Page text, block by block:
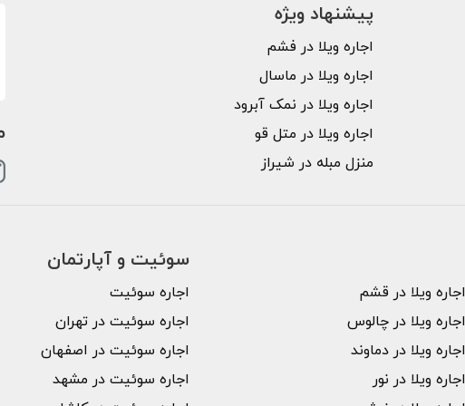
پیشنهاد ویژه
اجاره ویلا در فشم
اجاره ویلا در ماسال
اجاره ویلا در نمک آبرود
اجاره ویلا در متل قو
منزل مبله در شیراز
اجاره ویلا در قشم
اجاره ویلا در چالوس
اجاره ویلا در دماوند
اجاره ویلا در نور
سوئیت و آپارتمان
اجاره سوئیت
اجاره سوئیت در تهران
اجاره سوئیت در اصفهان
اجاره سوئیت در مشهد